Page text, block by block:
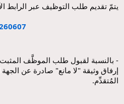
يتمّ تقديم طلب التوظيف عبر الرابط
المُتقدِّم.